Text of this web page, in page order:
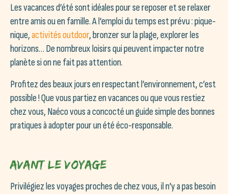
Les vacances d’été sont idéales pour se reposer et se relaxer
entre amis ou en famille. A l’emploi du temps est prévu : pique-
nique,activités outdoor, bronzer sur la plage, explorer les
horizons… De nombreux loisirs qui peuvent impacter notre
planète si on ne fait pas attention.
Profitez des beaux jours en respectant l’environnement, c’est
possible ! Que vous partiez en vacances ou que vous restiez
chez vous, Naéco vous a concocté un guide simple des bonnes
pratiques à adopter pour un été éco-responsable.
Avant le voyage
Privilégiez les voyages proches de chez vous, il n’y a pas besoin